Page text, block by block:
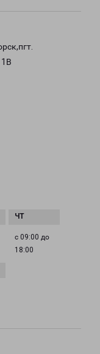
с 09:00 до
18:00